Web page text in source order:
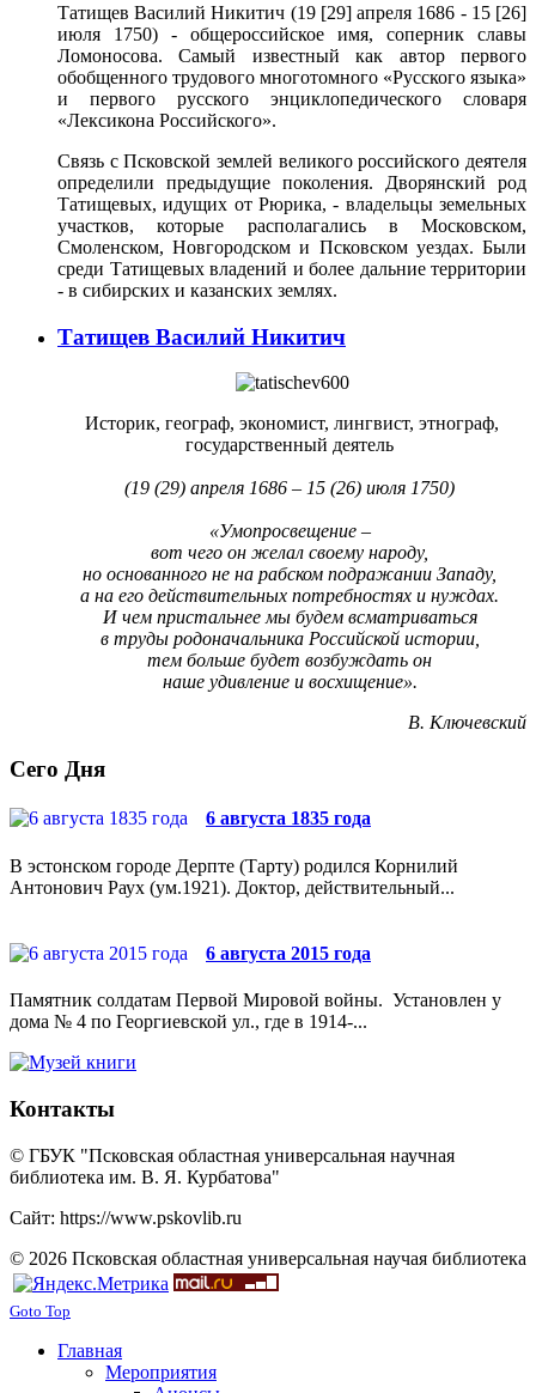
Татищев Василий Никитич (19 [29] апреля 1686 - 15 [26]
июля 1750) - общероссийское имя, соперник славы
Ломоносова. Самый известный как автор первого
обобщенного трудового многотомного «Русского языка»
и первого русского энциклопедического словаря
«Лексикона Российского».
Связь с Псковской землей великого российского деятеля
определили предыдущие поколения. Дворянский род
Татищевых, идущих от Рюрика, - владельцы земельных
участков, которые располагались в Московском,
Смоленском, Новгородском и Псковском уездах. Были
среди Татищевых владений и более дальние территории
- в сибирских и казанских землях.
Татищев Василий Никитич
Историк, географ, экономист, лингвист, этнограф,
государственный деятель
(19 (29) апреля 1686 – 15 (26) июля 1750)
«Умопросвещение –
вот чего он желал своему народу,
но основанного не на рабском подражании Западу,
а на его действительных потребностях и нуждах.
И чем пристальнее мы будем всматриваться
в труды родоначальника Российской истории,
тем больше будет возбуждать он
наше удивление и восхищение».
В. Ключевский
Сего Дня
6 августа 1835 года
В эстонском городе Дерпте (Тарту) родился Корнилий
Антонович Раух (ум.1921). Доктор, действительный...
6 августа 2015 года
Памятник солдатам Первой Мировой войны. Установлен у
дома № 4 по Георгиевской ул., где в 1914-...
Контакты
© ГБУК "Псковская областная универсальная научная
библиотека им. В. Я. Курбатова"
Сайт: https://www.pskovlib.ru
© 2026 Псковская областная универсальная научая библиотека
Goto Top
Главная
Мероприятия